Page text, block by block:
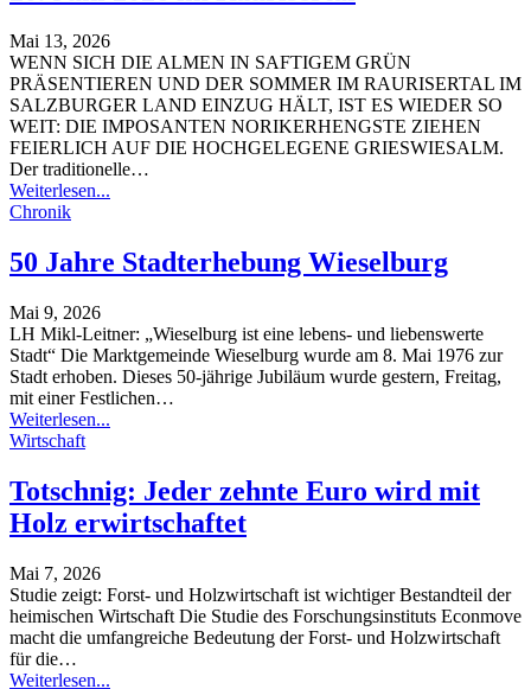
Mai 13, 2026
WENN SICH DIE ALMEN IN SAFTIGEM GRÜN
PRÄSENTIEREN UND DER SOMMER IM RAURISERTAL IM
SALZBURGER LAND EINZUG HÄLT, IST ES WIEDER SO
WEIT: DIE IMPOSANTEN NORIKERHENGSTE ZIEHEN
FEIERLICH AUF DIE HOCHGELEGENE GRIESWIESALM.
Der traditionelle…
Weiterlesen...
Chronik
50 Jahre Stadterhebung Wieselburg
Mai 9, 2026
LH Mikl-Leitner: „Wieselburg ist eine lebens- und liebenswerte
Stadt“ Die Marktgemeinde Wieselburg wurde am 8. Mai 1976 zur
Stadt erhoben. Dieses 50-jährige Jubiläum wurde gestern, Freitag,
mit einer Festlichen…
Weiterlesen...
Wirtschaft
Totschnig: Jeder zehnte Euro wird mit
Holz erwirtschaftet
Mai 7, 2026
Studie zeigt: Forst- und Holzwirtschaft ist wichtiger Bestandteil der
heimischen Wirtschaft Die Studie des Forschungsinstituts Econmove
macht die umfangreiche Bedeutung der Forst- und Holzwirtschaft
für die…
Weiterlesen...